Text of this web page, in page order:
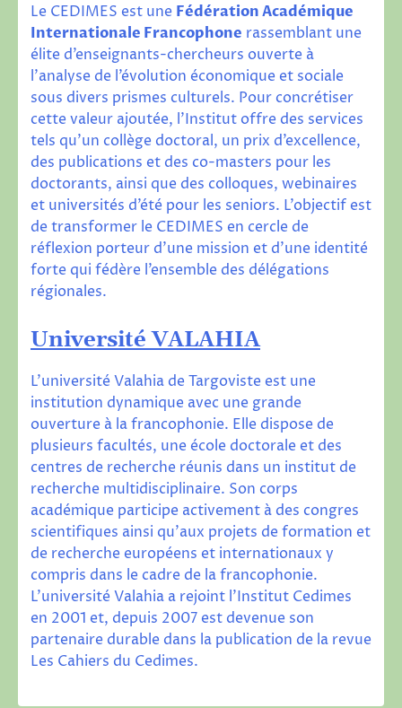
Le CEDIMES est une Fédération Académique
Internationale Francophone rassemblant une
élite d’enseignants-chercheurs ouverte à
l’analyse de l’évolution économique et sociale
sous divers prismes culturels. Pour concrétiser
cette valeur ajoutée, l’Institut offre des services
tels qu’un collège doctoral, un prix d’excellence,
des publications et des co-masters pour les
doctorants, ainsi que des colloques, webinaires
et universités d’été pour les seniors. L’objectif est
de transformer le CEDIMES en cercle de
réflexion porteur d’une mission et d’une identité
forte qui fédère l’ensemble des délégations
régionales.
Université VALAHIA
L’université Valahia de Targoviste est une
institution dynamique avec une grande
ouverture à la francophonie. Elle dispose de
plusieurs facultés, une école doctorale et des
centres de recherche réunis dans un institut de
recherche multidisciplinaire. Son corps
académique participe activement à des congres
scientifiques ainsi qu’aux projets de formation et
de recherche européens et internationaux y
compris dans le cadre de la francophonie.
L’université Valahia a rejoint l’Institut Cedimes
en 2001 et, depuis 2007 est devenue son
partenaire durable dans la publication de la revue
Les Cahiers du Cedimes.